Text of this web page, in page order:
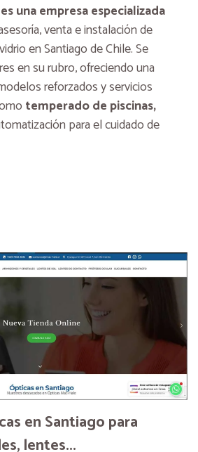
una empresa especializada
venta e instalación de
en Santiago de Chile. Se
en su rubro, ofreciendo una
reforzados y servicios
temperado de piscinas,
para el cuidado de
en Santiago para
lentes...